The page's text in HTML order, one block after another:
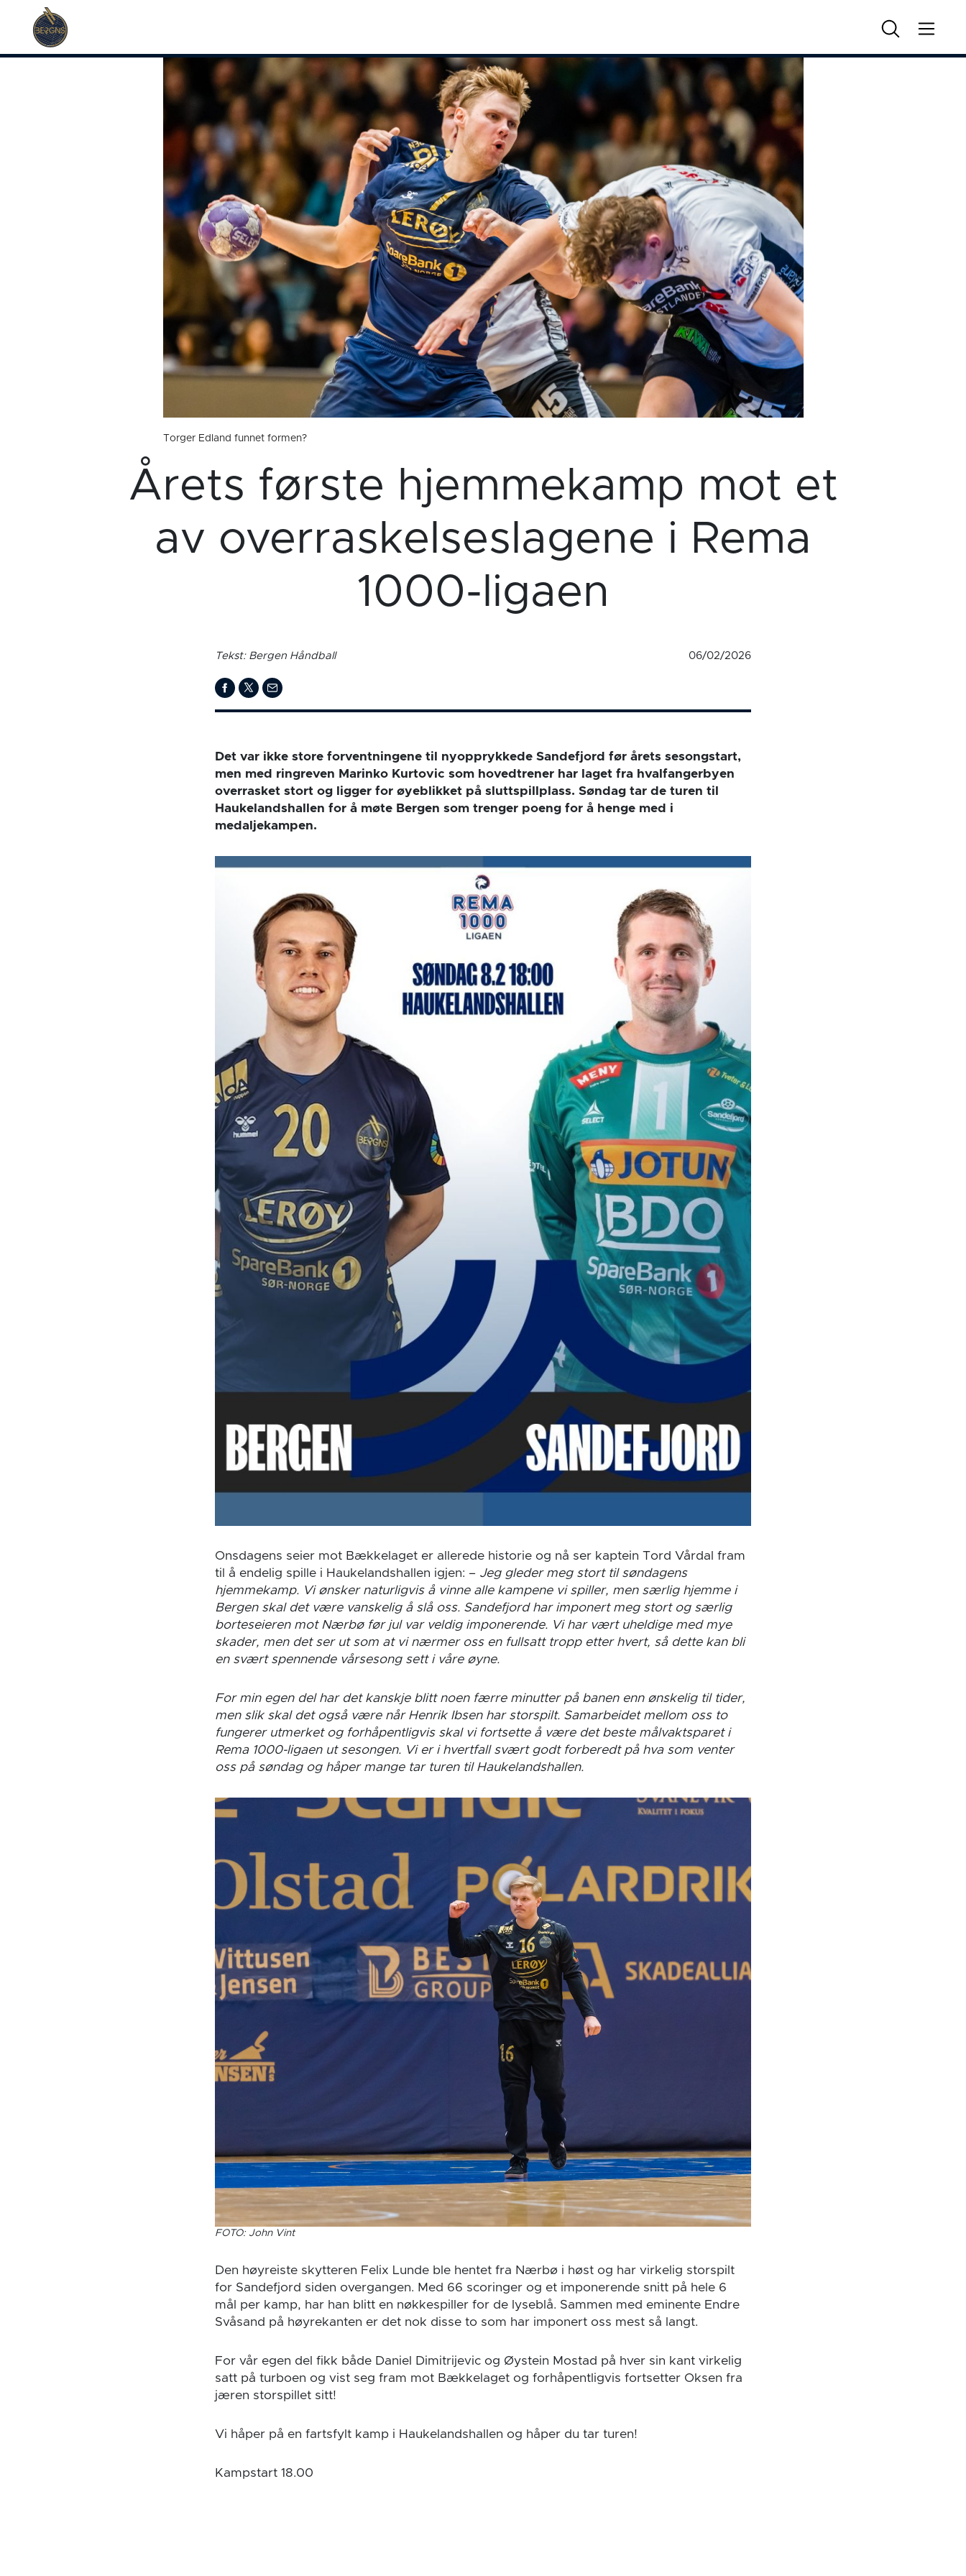
Torger Edland funnet formen?
Årets første hjemmekamp mot et
av overraskelseslagene i Rema
1000-ligaen
Tekst: Bergen Håndball 06/02/2026
Det var ikke store forventningene til nyopprykkede Sandefjord før årets sesongstart,
men med ringreven Marinko Kurtovic som hovedtrener har laget fra hvalfangerbyen
overrasket stort og ligger for øyeblikket på sluttspillplass. Søndag tar de turen til
Haukelandshallen for å møte Bergen som trenger poeng for å henge med i
medaljekampen.
Onsdagens seier mot Bækkelaget er allerede historie og nå ser kaptein Tord Vårdal fram
til å endelig spille i Haukelandshallen igjen: – Jeg gleder meg stort til søndagens
hjemmekamp. Vi ønsker naturligvis å vinne alle kampene vi spiller, men særlig hjemme i
Bergen skal det være vanskelig å slå oss. Sandefjord har imponert meg stort og særlig
borteseieren mot Nærbø før jul var veldig imponerende. Vi har vært uheldige med mye
skader, men det ser ut som at vi nærmer oss en fullsatt tropp etter hvert, så dette kan bli
en svært spennende vårsesong sett i våre øyne.
For min egen del har det kanskje blitt noen færre minutter på banen enn ønskelig til tider,
men slik skal det også være når Henrik Ibsen har storspilt. Samarbeidet mellom oss to
fungerer utmerket og forhåpentligvis skal vi fortsette å være det beste målvaktsparet i
Rema 1000-ligaen ut sesongen. Vi er i hvertfall svært godt forberedt på hva som venter
oss på søndag og håper mange tar turen til Haukelandshallen.
FOTO: John Vint
Den høyreiste skytteren Felix Lunde ble hentet fra Nærbø i høst og har virkelig storspilt
for Sandefjord siden overgangen. Med 66 scoringer og et imponerende snitt på hele 6
mål per kamp, har han blitt en nøkkespiller for de lyseblå. Sammen med eminente Endre
Svåsand på høyrekanten er det nok disse to som har imponert oss mest så langt.
For vår egen del fikk både Daniel Dimitrijevic og Øystein Mostad på hver sin kant virkelig
satt på turboen og vist seg fram mot Bækkelaget og forhåpentligvis fortsetter Oksen fra
jæren storspillet sitt!
Vi håper på en fartsfylt kamp i Haukelandshallen og håper du tar turen!
Kampstart 18.00